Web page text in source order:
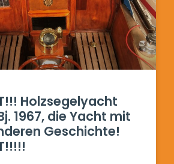
Holzsegelyacht
1967, die Yacht mit
Geschichte!